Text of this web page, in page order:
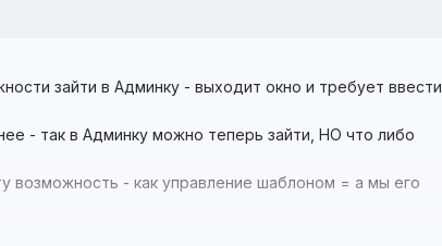
зайти в Админку - выходит окно и требует ввести
- так в Админку можно теперь зайти, НО что либо
возможность - как управление шаблоном = а мы его
нужен?